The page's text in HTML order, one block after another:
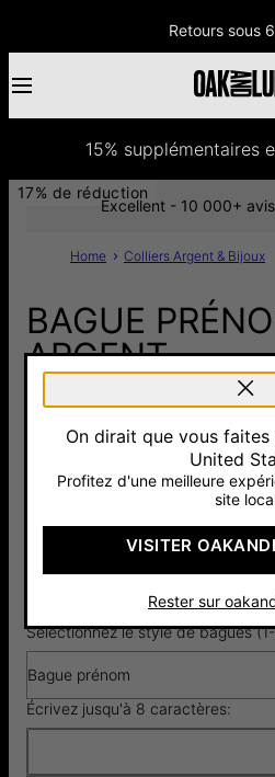
Retours sous
15% supplémentaires
17% de réduction
Home Colliers Argent & Bijoux
BAGUE
ARGENT
90 €75 €
Pay with Klarna
3 Avis
Excellent - 10 000+ avis
75 €
18cts
115 €
Sélectionnez le style de bagues
Bague prénom
Écrivez jusqu'à 8 caractères:
On dirait que vous
United
Profitez d'une meilleure
site
VISITER
Rester sur